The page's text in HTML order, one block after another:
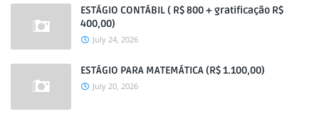
ESTÁGIO CONTÁBIL ( R$ 800 + gratificação R$
400,00)
July 24, 2026
ESTÁGIO PARA MATEMÁTICA (R$ 1.100,00)
July 20, 2026